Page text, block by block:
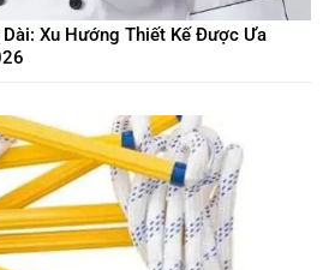
Dài: Xu Hướng Thiết Kế Được Ưa